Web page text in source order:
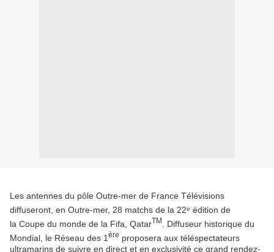
Les antennes du pôle Outre-mer de France Télévisions
diffuseront, en Outre-mer, 28 matchs de la 22e édition de
la Coupe du monde de la Fifa, QatarTM
. Diffuseur historique du
Mondial, le Réseau des 1 ère proposera aux téléspectateurs
ultramarins de suivre en direct et en exclusivité ce grand rendez-